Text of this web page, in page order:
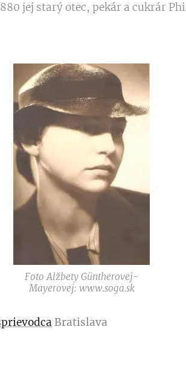
jej starý otec, pekár a cukrár
Foto Alžbety Güntherovej-
Mayerovej: www.soga.sk
Bratislava